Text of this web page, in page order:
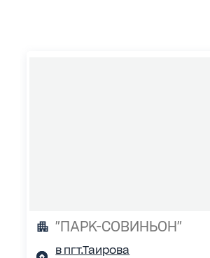
"ПАРК-СОВИНЬОН"
в пгт.Таирова